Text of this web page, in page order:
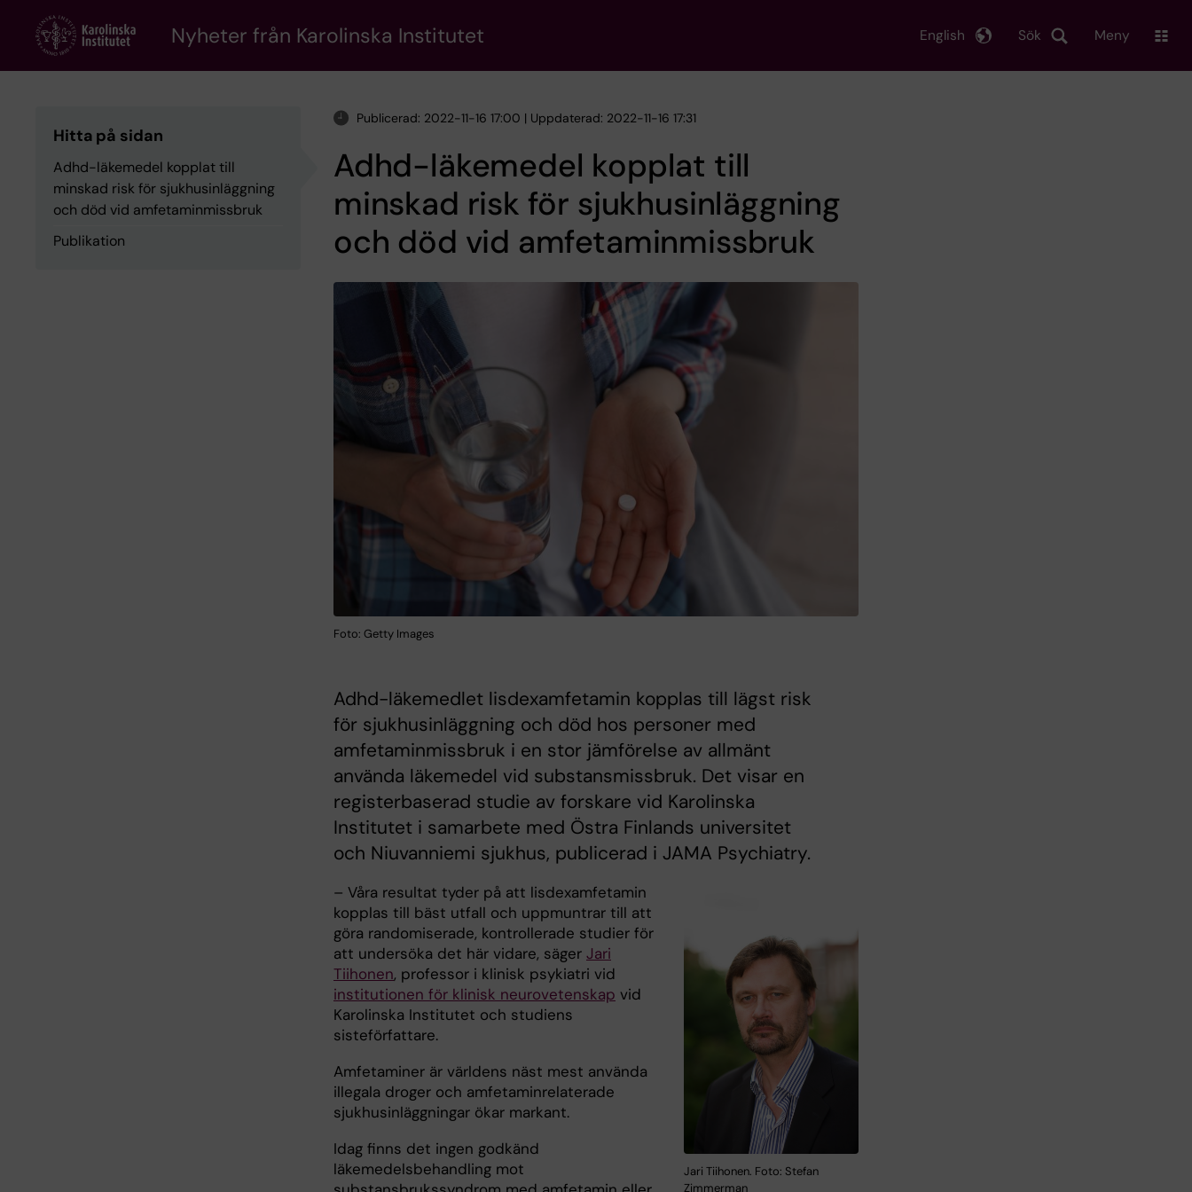
content
Nyheter från Karolinska Institutet Sök
English Meny
Hitta på sidan
Adhd-läkemedel kopplat till
minskad risk för sjukhusinläggning
och död vid amfetaminmissbruk
Publikation
Publicerad: 2022-11-16 17:00 | Uppdaterad: 2022-11-16 17:31
Adhd-läkemedel kopplat till
minskad risk för sjukhusinläggning
och död vid amfetaminmissbruk
Foto: Getty Images
Adhd-läkemedlet lisdexamfetamin kopplas till lägst risk
för sjukhusinläggning och död hos personer med
amfetaminmissbruk i en stor jämförelse av allmänt
använda läkemedel vid substansmissbruk. Det visar en
registerbaserad studie av forskare vid Karolinska
Institutet i samarbete med Östra Finlands universitet
och Niuvanniemi sjukhus, publicerad i JAMA Psychiatry.
Jari Tiihonen. Foto: Stefan
Zimmerman
– Våra resultat tyder på att lisdexamfetamin
kopplas till bäst utfall och uppmuntrar till att
göra randomiserade, kontrollerade studier för
att undersöka det här vidare, säger Jari
Tiihonen, professor i klinisk psykiatri vid
institutionen för klinisk neurovetenskap vid
Karolinska Institutet och studiens
sisteförfattare.
Amfetaminer är världens näst mest använda
illegala droger och amfetaminrelaterade
sjukhusinläggningar ökar markant.
Idag finns det ingen godkänd
läkemedelsbehandling mot